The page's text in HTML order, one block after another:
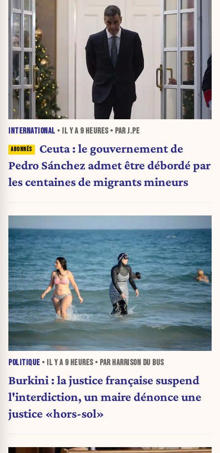
INTERNATIONAL • IL Y A 9 HEURES• PAR J.PE
Ceuta : le gouvernement de
Pedro Sánchez admet être débordé par
les centaines de migrants mineurs
POLITIQUE • IL Y A 9 HEURES• PAR HARRISON DU BUS
Burkini : la justice française suspend
l'interdiction, un maire dénonce une
justice «hors-sol»